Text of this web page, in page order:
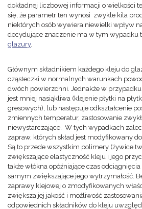
dokładnej liczbowej informacji o wielkości
się, że parametr ten wynosi zwykle kila
niektórych osób wywiera niewielki wpływ
decydujące znaczenie ma w tym wypadku
glazury.
Głównym składnikiem każdego kleju do
cząsteczki w normalnych warunkach
dwóch powierzchni. Jednakże w
jest mniej nasiąkliwa (klejenie płytki na
gresowych), lub następuje odkształcenie
zmiennych temperatur, zastosowanie
niewystarczające. W tych wypadkach
zapraw, których skład jest modyfikowany
Są to przede wszystkim polimery (żywice
zwiększające elastyczność kleju i jego
także włókna opóźniające czas
samym zwiększające jego wytrzymałość.
zaprawy klejowej o zmodyfikowanych
zwiększa jej jakość i możliwość
odpowiednich składników do kleju